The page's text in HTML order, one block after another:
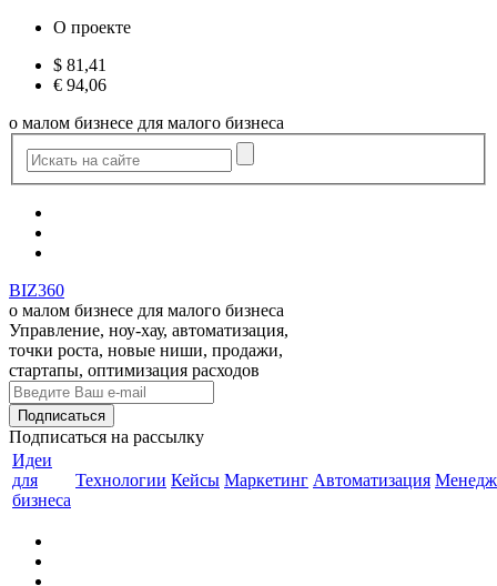
О проекте
$ 81,41
€ 94,06
о малом бизнесе для малого бизнеса
BIZ360
о малом бизнесе для малого бизнеса
Управление, ноу-хау, автоматизация,
точки роста, новые ниши, продажи,
стартапы, оптимизация расходов
Подписаться на рассылку
Идеи
для
бизнеса
Технологии Кейсы Маркетинг Автоматизация